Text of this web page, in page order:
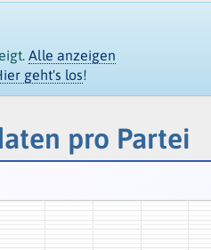
Alle anzeigen
geht's los!
pro Partei